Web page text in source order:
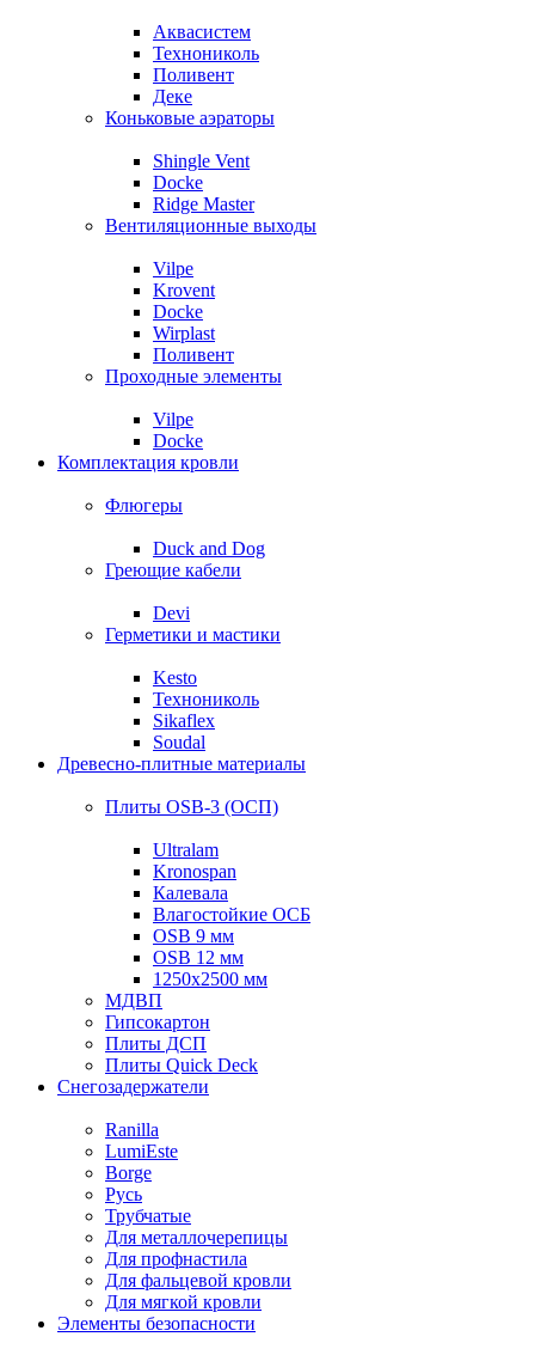
Аквасистем
Технониколь
Поливент
Деке
Коньковые аэраторы
Shingle Vent
Docke
Ridge Master
Вентиляционные выходы
Vilpe
Krovent
Docke
Wirplast
Поливент
Проходные элементы
Vilpe
Docke
Комплектация кровли
Флюгеры
Duck and Dog
Греющие кабели
Devi
Герметики и мастики
Kesto
Технониколь
Sikaflex
Soudal
Древесно-плитные материалы
Плиты OSB-3 (ОСП)
Ultralam
Kronospan
Калевала
Влагостойкие ОСБ
OSB 9 мм
OSB 12 мм
1250х2500 мм
МДВП
Гипсокартон
Плиты ДСП
Плиты Quick Deck
Снегозадержатели
Ranilla
LumiEste
Borge
Русь
Трубчатые
Для металлочерепицы
Для профнастила
Для фальцевой кровли
Для мягкой кровли
Элементы безопасности